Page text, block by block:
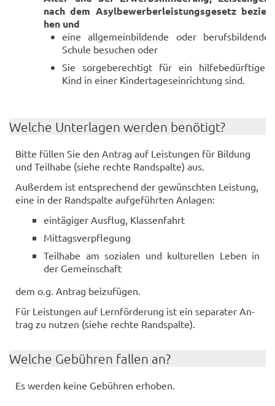
nach dem Asyl­be­wer­ber­leis­tungs­ge­setz be­zie­
hen und
eine all­ge­mein­bil­den­de oder be­rufs­bil­den­de
Schu­le be­su­chen oder
Sie sor­ge­be­rech­tigt für ein hil­fe­be­dürf­ti­ges
Kind in einer Kin­der­ta­ges­ein­rich­tung sind.
Wel­che Un­ter­la­gen wer­den be­nö­tigt?
Bitte fül­len Sie den An­trag auf Leis­tun­gen für Bil­dung
und Teil­ha­be (siehe rech­te Rand­spal­te) aus.
Au­ßer­dem ist ent­spre­chend der ge­wünsch­ten Leis­tung,
eine in der Rand­spal­te auf­ge­führ­ten An­la­gen:
ein­tä­gi­ger Aus­flug, Klas­sen­fahrt
Mit­tags­ver­pfle­gung
Teil­ha­be am so­zia­len und kul­tu­rel­len Leben in
der Ge­mein­schaft
dem o.g. An­trag bei­zu­fü­gen.
Für Leis­tun­gen auf Lern­för­de­rung ist ein se­pa­ra­ter An­
trag zu nut­zen (siehe rech­te Rand­spal­te).
Wel­che Ge­büh­ren fal­len an?
Es wer­den keine Ge­büh­ren er­ho­ben.